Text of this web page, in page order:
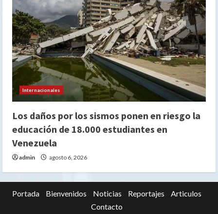
Internacionales
Los daños por los sismos ponen en riesgo la
educación de 18.000 estudiantes en
Venezuela
admin agosto 6, 2026
Portada Bienvenidos Noticias Reportajes
Articulos
Contacto